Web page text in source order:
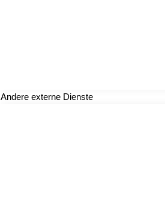
Andere externe Dienste